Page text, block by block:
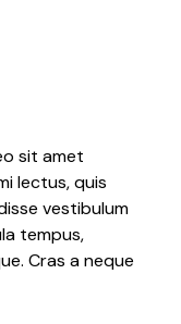
sit amet
lectus, quis
vestibulum
tempus,
Cras a neque